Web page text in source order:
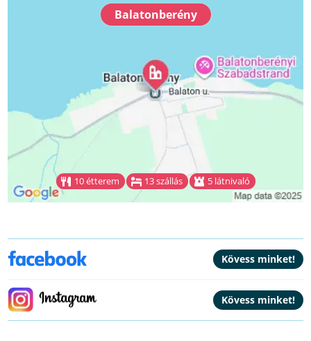
Balatonberény
10 étterem 13 szállás 5 látnivaló